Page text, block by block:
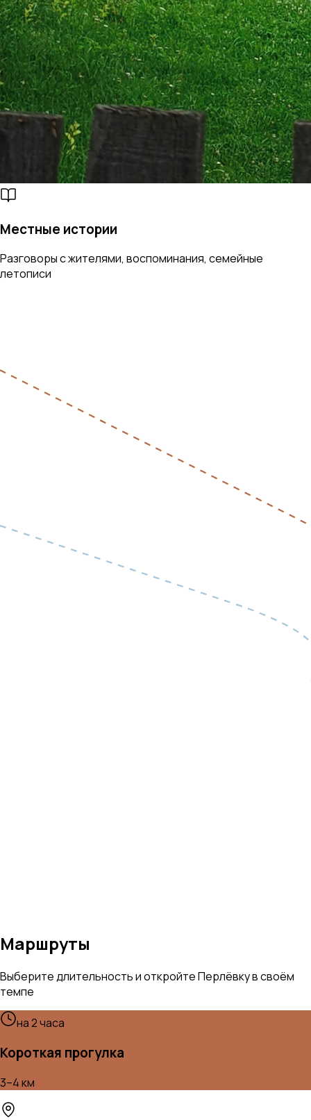
Местные истории
Разговоры с жителями, воспоминания, семейные
летописи
Маршруты
Выберите длительность и откройте Перлёвку в своём
темпе
на 2 часа
Короткая прогулка
3–4 км